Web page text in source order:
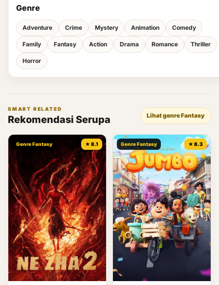
Genre
Adventure Crime Mystery Animation Comedy
Family Fantasy Action Drama Romance Thriller
Horror
SMART RELATED
Rekomendasi Serupa Lihat genre Fantasy
Genre Fantasy ★ 8.1 Genre Fantasy ★ 8.3